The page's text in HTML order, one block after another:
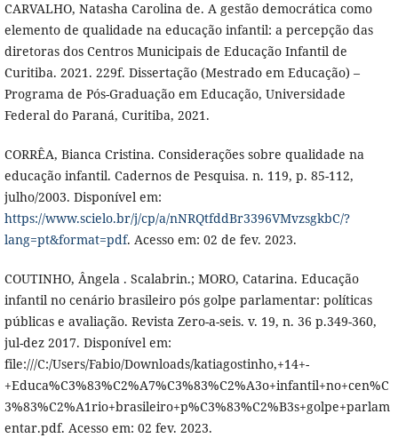
CARVALHO, Natasha Carolina de. A gestão democrática como
elemento de qualidade na educação infantil: a percepção das
diretoras dos Centros Municipais de Educação Infantil de
Curitiba. 2021. 229f. Dissertação (Mestrado em Educação) –
Programa de Pós-Graduação em Educação, Universidade
Federal do Paraná, Curitiba, 2021.
CORRÊA, Bianca Cristina. Considerações sobre qualidade na
educação infantil. Cadernos de Pesquisa. n. 119, p. 85-112,
julho/2003. Disponível em:
https://www.scielo.br/j/cp/a/nNRQtfddBr3396VMvzsgkbC/?
lang=pt&format=pdf. Acesso em: 02 de fev. 2023.
COUTINHO, Ângela . Scalabrin.; MORO, Catarina. Educação
infantil no cenário brasileiro pós golpe parlamentar: políticas
públicas e avaliação. Revista Zero-a-seis. v. 19, n. 36 p.349-360,
jul-dez 2017. Disponível em:
file:///C:/Users/Fabio/Downloads/katiagostinho,+14+-
+Educa%C3%83%C2%A7%C3%83%C2%A3o+infantil+no+cen%C
3%83%C2%A1rio+brasileiro+p%C3%83%C2%B3s+golpe+parlam
entar.pdf. Acesso em: 02 fev. 2023.